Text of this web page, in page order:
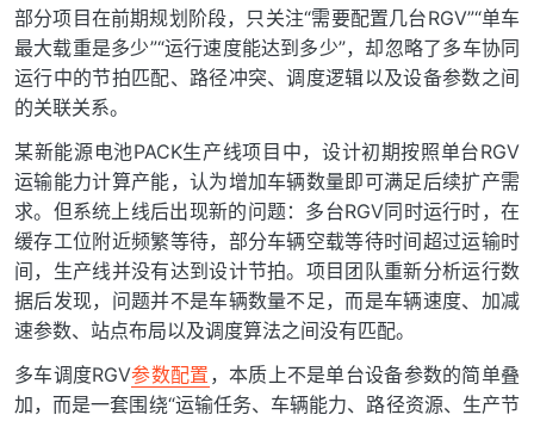
部分项目在前期规划阶段，只关注“需要配置几台RGV”“单车
最大载重是多少”“运行速度能达到多少”，却忽略了多车协同
运行中的节拍匹配、路径冲突、调度逻辑以及设备参数之间
的关联关系。
某新能源电池PACK生产线项目中，设计初期按照单台RGV
运输能力计算产能，认为增加车辆数量即可满足后续扩产需
求。但系统上线后出现新的问题：多台RGV同时运行时，在
缓存工位附近频繁等待，部分车辆空载等待时间超过运输时
间，生产线并没有达到设计节拍。项目团队重新分析运行数
据后发现，问题并不是车辆数量不足，而是车辆速度、加减
速参数、站点布局以及调度算法之间没有匹配。
多车调度RGV参数配置 ，本质上不是单台设备参数的简单叠
加，而是一套围绕“运输任务、车辆能力、路径资源、生产节